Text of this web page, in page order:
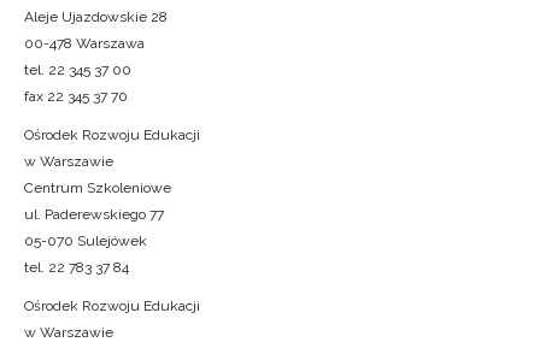
Aleje Ujazdowskie 28
00-478 Warszawa
tel. 22 345 37 00
fax 22 345 37 70
Ośrodek Rozwoju Edukacji
w Warszawie
Centrum Szkoleniowe
ul. Paderewskiego 77
05-070 Sulejówek
tel. 22 783 37 84
Ośrodek Rozwoju Edukacji
w Warszawie